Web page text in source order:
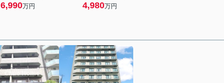
6,990万円 4,980万円